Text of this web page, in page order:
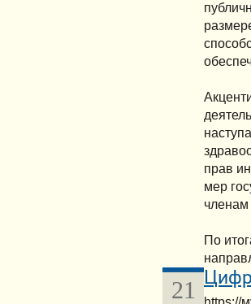
прав
мер
членам
По
21